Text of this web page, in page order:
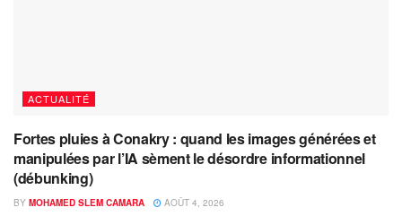
ACTUALITÉ
Fortes pluies à Conakry : quand les images générées et
manipulées par l’IA sèment le désordre informationnel
(débunking)
BY MOHAMED SLEM CAMARA AOÛT 4, 2026